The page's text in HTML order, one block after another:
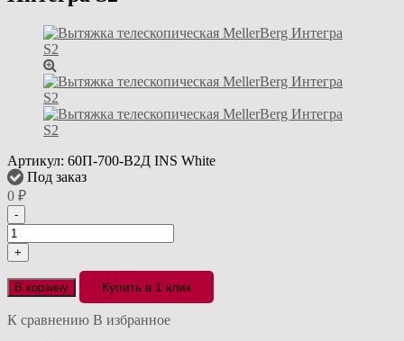
Артикул: 60П-700-В2Д INS White
Под заказ
0 ₽
-
+
В корзину Купить в 1 клик
К сравнению В избранное